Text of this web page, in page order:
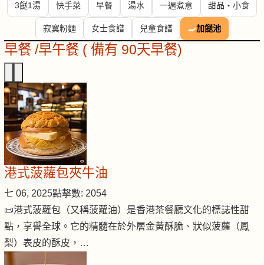
3餸1湯 快手菜 早餐 湯水 一週煮意 甜品・小食
寂寞粉麵 女士食譜 兒童食譜 🍳加餸池
早餐 /早午餐 ( 備有 90天早餐)
港式菠蘿包夾牛油
七 06, 2025點擊數: 2054
📜港式菠蘿包（又稱菠蘿油）是香港茶餐廳文化的標誌性甜
點，享譽全球。它的精髓在於外層金黃酥脆、狀似菠蘿（鳳
梨）表皮的酥皮，…